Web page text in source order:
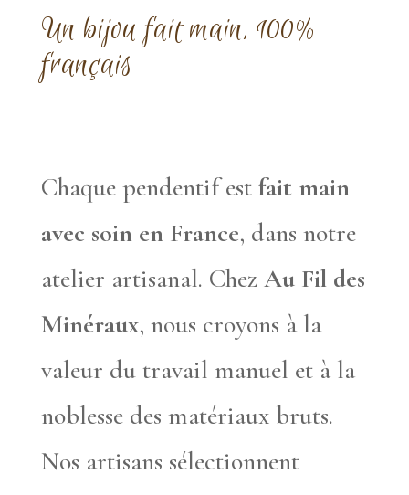
Un bijou fait main, 100%
français
Chaque pendentif est fait main
avec soin en France, dans notre
atelier artisanal. Chez Au Fil des
Minéraux, nous croyons à la
valeur du travail manuel et à la
noblesse des matériaux bruts.
Nos artisans sélectionnent